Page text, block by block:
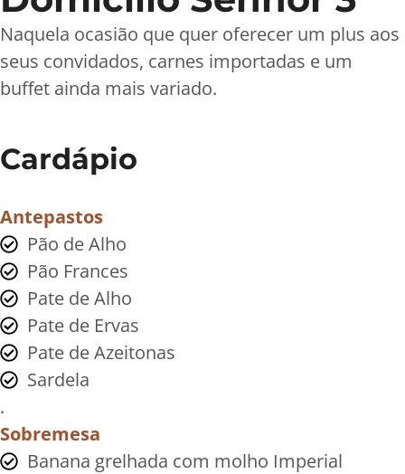
Naquela ocasião que quer oferecer um plus aos
seus convidados, carnes importadas e um
buffet ainda mais variado.
Cardápio
Antepastos
Pão de Alho
Pão Frances
Pate de Alho
Pate de Ervas
Pate de Azeitonas
Sardela
.
Sobremesa
Banana grelhada com molho Imperial